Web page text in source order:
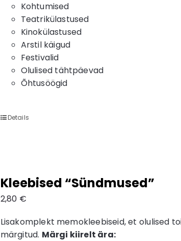
Kohtumised
Teatrikülastused
Kinokülastused
Arstil käigud
Festivalid
Olulised tähtpäevad
Õhtusöögid
Details
Kleebised “Sündmused”
2,80 €
Lisakomplekt memokleebiseid, et olulised
märgitud. Märgi kiirelt ära: